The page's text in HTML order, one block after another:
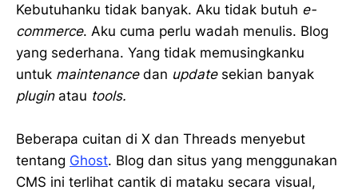
Kebutuhanku tidak banyak. Aku tidak butuh e-
commerce. Aku cuma perlu wadah menulis. Blog
yang sederhana. Yang tidak memusingkanku
untuk maintenancedan update sekian banyak
pluginatau tools.
Beberapa cuitan di X dan Threads menyebut
tentang Ghost. Blog dan situs yang menggunakan
CMS ini terlihat cantik di mataku secara visual,